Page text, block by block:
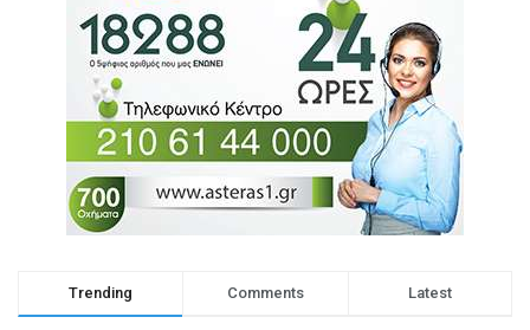
Trending Comments Latest